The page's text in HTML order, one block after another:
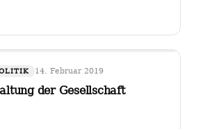
14. Februar 2019
der Gesellschaft